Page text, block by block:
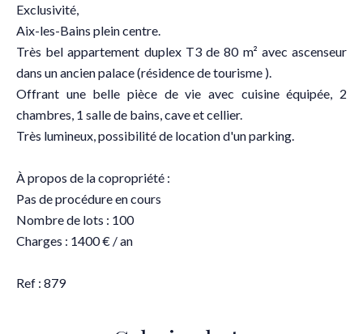
Exclusivité,
Aix-les-Bains plein centre.
Très bel appartement duplex T3 de 80 m² avec ascenseur
dans un ancien palace (résidence de tourisme ).
Offrant une belle pièce de vie avec cuisine équipée, 2
chambres, 1 salle de bains, cave et cellier.
Très lumineux, possibilité de location d'un parking.
À propos de la copropriété :
Pas de procédure en cours
Nombre de lots : 100
Charges : 1400 € / an
Ref : 879